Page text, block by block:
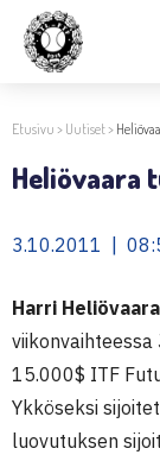
Etusivu > Uutiset>
Heliövaara
3.10.2011 |
Harri Heliövaara
viikonvaihteessa
15.000$ ITF
Ykköseksi
luovutuksen